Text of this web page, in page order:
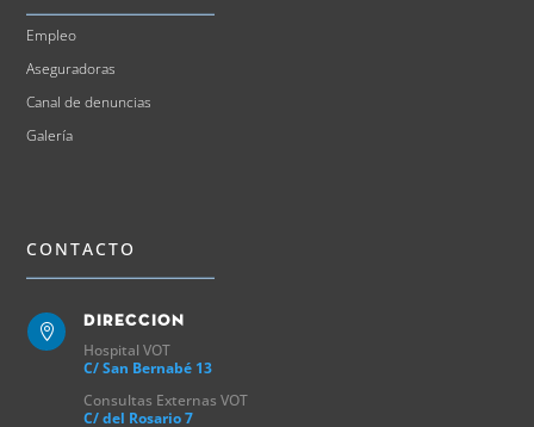
Empleo
Aseguradoras
Canal de denuncias
Galería
CONTACTO

Direccion
Hospital VOT
C/ San Bernabé 13
Consultas Externas VOT
C/ del Rosario 7